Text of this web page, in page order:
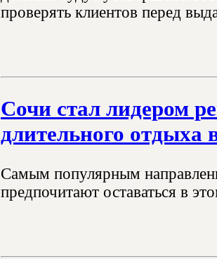
проверять клиентов перед
Сочи стал лидером
длительного отдыха
Самым популярным
предпочитают оставаться в